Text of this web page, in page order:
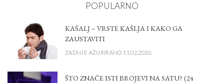
POPULARNO
KAŠALJ – VRSTE KAŠLJA I KAKO GA
ZAUSTAVITI
ZADNJE AŽURIRANO 11.02.2020.
ŠTO ZNAČE ISTI BROJEVI NA SATU? (24